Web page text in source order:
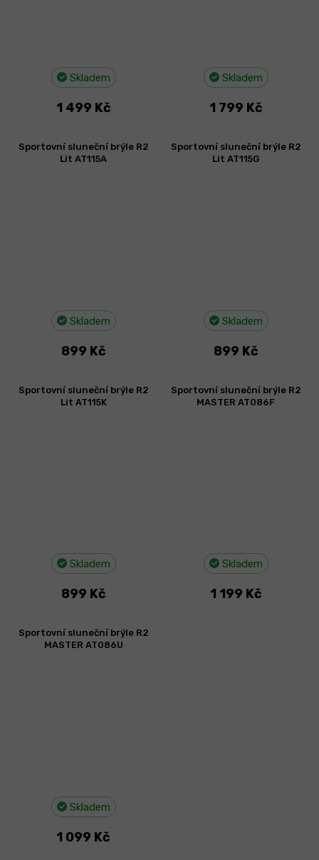
Skladem
1 499 Kč
Skladem
1 799 Kč
Sportovní sluneční brýle R2
Lit AT115A
Skladem
899 Kč
Sportovní sluneční brýle R2
Lit AT115G
Skladem
899 Kč
Sportovní sluneční brýle R2
Lit AT115K
Skladem
899 Kč
Sportovní sluneční brýle R2
MASTER AT086F
Skladem
1 199 Kč
Sportovní sluneční brýle R2
MASTER AT086U
Skladem
1 099 Kč